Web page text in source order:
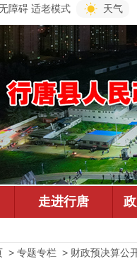
障碍 适老模式 天气
> 专题专栏 > 财政预决算公